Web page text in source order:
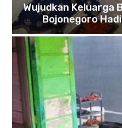
Wujudkan Keluarga
Bojonegoro